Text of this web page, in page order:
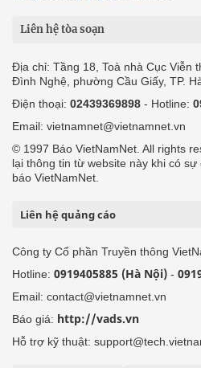
Liên hệ tòa soạn
Địa chỉ: Tầng 18, Toà nhà Cục Viễn
Đình Nghệ, phường Cầu Giấy, TP.
Điện thoại: 02439369898 - Hotline:
Email: vietnamnet@vietnamnet.vn
© 1997 Báo VietNamNet. All rights
lại thông tin từ website này khi có
báo VietNamNet.
Liên hệ quảng cáo
Công ty Cổ phần Truyền thông
Hotline: 0919405885 (Hà Nội) -
Email: contact@vietnamnet.vn
Báo giá: http://vads.vn
Hỗ trợ kỹ thuật: